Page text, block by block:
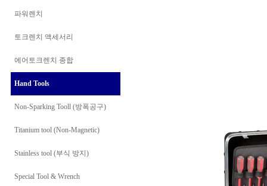
파워렌치
토크렌치 액세서리
에어토크렌치 종합
Hand Tools
Non-Sparking Tooll (방폭공구)
Titanium tool (Non-Magnetic)
Stainless tool (부식 방지)
Special Tool & Wrench